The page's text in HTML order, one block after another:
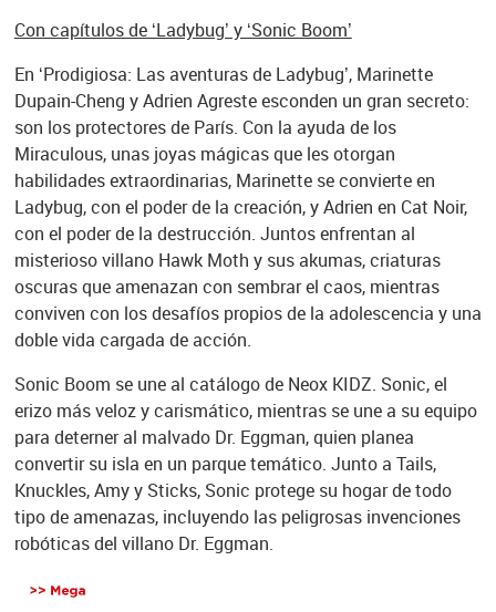
Con capítulos de ‘Ladybug’ y ‘Sonic Boom’
En ‘Prodigiosa: Las aventuras de Ladybug’, Marinette
Dupain-Cheng y Adrien Agreste esconden un gran secreto:
son los protectores de París. Con la ayuda de los
Miraculous, unas joyas mágicas que les otorgan
habilidades extraordinarias, Marinette se convierte en
Ladybug, con el poder de la creación, y Adrien en Cat Noir,
con el poder de la destrucción. Juntos enfrentan al
misterioso villano Hawk Moth y sus akumas, criaturas
oscuras que amenazan con sembrar el caos, mientras
conviven con los desafíos propios de la adolescencia y una
doble vida cargada de acción.
Sonic Boom se une al catálogo de Neox KIDZ. Sonic, el
erizo más veloz y carismático, mientras se une a su equipo
para deterner al malvado Dr. Eggman, quien planea
convertir su isla en un parque temático. Junto a Tails,
Knuckles, Amy y Sticks, Sonic protege su hogar de todo
tipo de amenazas, incluyendo las peligrosas invenciones
robóticas del villano Dr. Eggman.